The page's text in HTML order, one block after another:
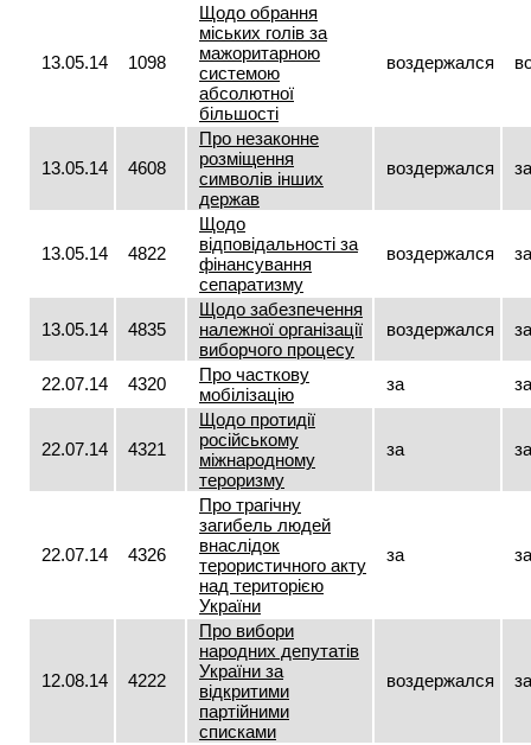
13.05.14 1098
Щодо обрання
міських голів за
мажоритарною
системою
абсолютної
більшості
воздержался
13.05.14 4608
Про незаконне
розміщення
символів інших
держав
воздержался за
13.05.14 4822
Щодо
відповідальності за
фінансування
сепаратизму
воздержался за
13.05.14 4835
Щодо забезпечення
належної організації
виборчого процесу
воздержался за
22.07.14 4320
Про часткову
мобілізацію
за за
22.07.14 4321
Щодо протидії
російському
міжнародному
тероризму
за за
22.07.14 4326
Про трагічну
загибель людей
внаслідок
терористичного акту
над територією
України
за за
12.08.14 4222
Про вибори
народних депутатів
України за
відкритими
партійними
списками
воздержался за